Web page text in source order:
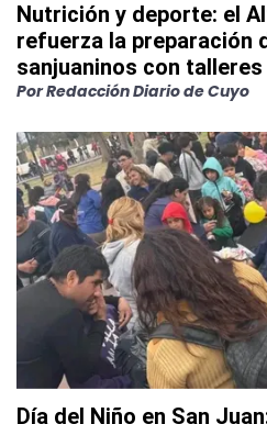
Nutrición y deporte: el
refuerza la preparación
sanjuaninos con
PorRedacción Diario de Cuyo
Día del Niño en San